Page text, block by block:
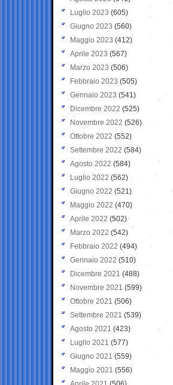
Luglio 2023 (605)
Giugno 2023 (560)
Maggio 2023 (412)
Aprile 2023 (567)
Marzo 2023 (506)
Febbraio 2023 (505)
Gennaio 2023 (541)
Dicembre 2022 (525)
Novembre 2022 (526)
Ottobre 2022 (552)
Settembre 2022 (584)
Agosto 2022 (584)
Luglio 2022 (562)
Giugno 2022 (521)
Maggio 2022 (470)
Aprile 2022 (502)
Marzo 2022 (542)
Febbraio 2022 (494)
Gennaio 2022 (510)
Dicembre 2021 (488)
Novembre 2021 (599)
Ottobre 2021 (506)
Settembre 2021 (539)
Agosto 2021 (423)
Luglio 2021 (577)
Giugno 2021(559)
Maggio 2021 (556)